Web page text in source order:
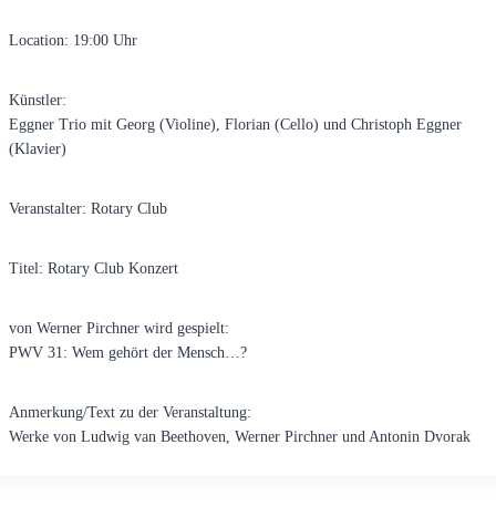
Location: 19:00 Uhr
Künstler:
Eggner Trio mit Georg (Violine), Florian (Cello) und Christoph Eggner
(Klavier)
Veranstalter: Rotary Club
Titel: Rotary Club Konzert
von Werner Pirchner wird gespielt:
PWV 31: Wem gehört der Mensch…?
Anmerkung/Text zu der Veranstaltung:
Werke von Ludwig van Beethoven, Werner Pirchner und Antonin Dvorak